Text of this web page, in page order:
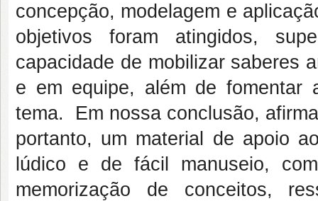
concepção, modelagem e
objetivos foram atingidos,
capacidade de mobilizar saberes
e em equipe, além de fomentar
tema. Em nossa conclusão,
portanto, um material de apoio
lúdico e de fácil manuseio,
memorização de conceitos,